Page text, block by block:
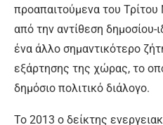
προαπαιτούμενα του
από την αντίθεση δημοσίου-
ένα άλλο σημαντικότερο
εξάρτησης της χώρας, το
δημόσιο πολιτικό διάλογο.
Το 2013 ο δείκτης